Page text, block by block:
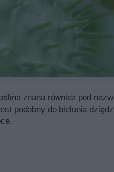
znana również pod
podobny do bielunia